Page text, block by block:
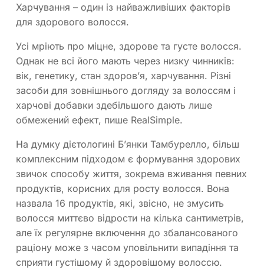
Харчування – один із найважливіших факторів
для здорового волосся.
Усі мріють про міцне, здорове та густе волосся.
Однак не всі його мають через низку чинників:
вік, генетику, стан здоров’я, харчування. Різні
засоби для зовнішнього догляду за волоссям і
харчові добавки здебільшого дають лише
обмежений ефект, пише RealSimple.
На думку дієтологині Б’янки Тамбурелло, більш
комплексним підходом є формування здорових
звичок способу життя, зокрема вживання певних
продуктів, корисних для росту волосся. Вона
назвала 16 продуктів, які, звісно, не змусить
волосся миттєво відрости на кілька сантиметрів,
але їх регулярне включення до збалансованого
раціону може з часом уповільнити випадіння та
сприяти густішому й здоровішому волоссю.